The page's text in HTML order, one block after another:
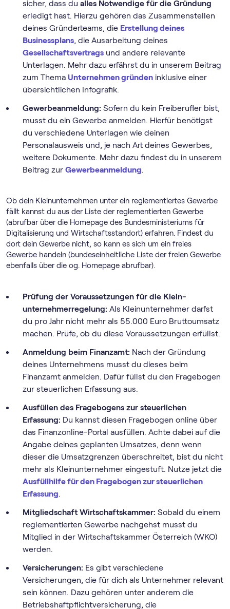
sicher, dass du alles Notwendige für die Gründung
erledigt hast. Hierzu gehören das Zusammenstellen
deines Gründerteams, die Erstellung deines
Businessplans, die Ausarbeitung deines
Gesellschaftsvertrags und andere relevante
Unterlagen. Mehr dazu erfährst du in unserem Beitrag
zum Thema Unternehmen gründen inklusive einer
übersichtlichen Infografik.
Gewerbeanmeldung: Sofern du kein Freiberufler bist,
musst du ein Gewerbe anmelden. Hierfür benötigst
du verschiedene Unterlagen wie deinen
Personalausweis und, je nach Art deines Gewerbes,
weitere Dokumente. Mehr dazu findest du in unserem
Beitrag zur Gewerbeanmeldung.
Ob dein Kleinunternehmen unter ein reglementiertes Gewerbe
fällt kannst du aus der Liste der reglementierten Gewerbe
(abrufbar über die Homepage des Bundesministeriums für
Digitalisierung und Wirtschaftsstandort) erfahren. Findest du
dort dein Gewerbe nicht, so kann es sich um ein freies
Gewerbe handeln (bundeseinheitliche Liste der freien Gewerbe
ebenfalls über die og. Homepage abrufbar).
Prüfung der Voraussetzungen für die Klein­
unternehmer­regelung: Als Kleinunternehmer darfst
du pro Jahr nicht mehr als 55.000 Euro Bruttoumsatz
machen. Prüfe, ob du diese Voraussetzungen erfüllst.
Anmeldung beim Finanzamt: Nach der Gründung
deines Unternehmens musst du dieses beim
Finanzamt anmelden. Dafür füllst du den Fragebogen
zur steuerlichen Erfassung aus.
Ausfüllen des Fragebogens zur steuerlichen
Erfassung: Du kannst diesen Fragebogen online über
das Finanzonline-Portal ausfüllen. Achte dabei auf die
Angabe deines geplanten Umsatzes, denn wenn
dieser die Umsatzgrenzen überschreitet, bist du nicht
mehr als Kleinunternehmer eingestuft. Nutze jetzt die
Ausfüllhilfe für den Fragebogen zur steuerlichen
Erfassung.
Mitgliedschaft Wirtschaftskammer: Sobald du einem
reglementierten Gewerbe nachgehst musst du
Mitglied in der Wirtschaftskammer Österreich (WKO)
werden.
Versicherungen: Es gibt verschiedene
Versicherungen, die für dich als Unternehmer relevant
sein können. Dazu gehören unter anderem die
Betriebshaftpflichtversicherung, die